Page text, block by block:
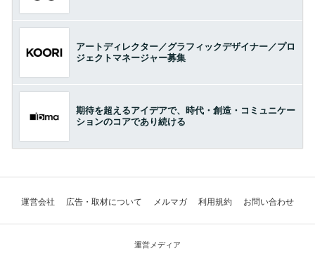
アートディレクター／グラフィックデザイナー／プロ
ジェクトマネージャー募集
期待を超えるアイデアで、時代・創造・コミュニケー
ションのコアであり続ける
運営会社 広告・取材について メルマガ 利用規約 お問い合わせ
運営メディア